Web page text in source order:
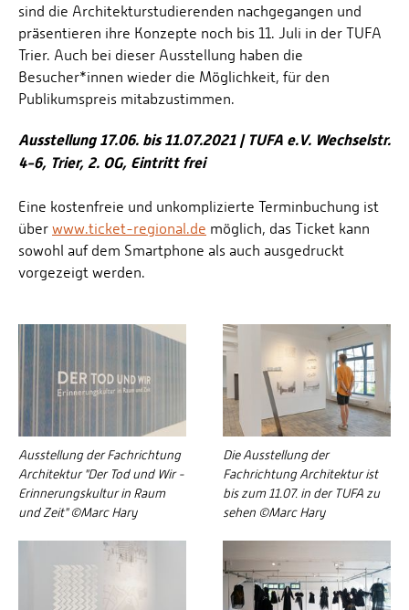
sind die Architekturstudierenden nachgegangen und
präsentieren ihre Konzepte noch bis 11. Juli in der TUFA
Trier. Auch bei dieser Ausstellung haben die
Besucher*innen wieder die Möglichkeit, für den
Publikumspreis mitabzustimmen.
Ausstellung 17.06. bis 11.07.2021 | TUFA e.V. Wechselstr.
4-6, Trier, 2. OG, Eintritt frei
Eine kostenfreie und unkomplizierte Terminbuchung ist
über www.ticket-regional.de möglich, das Ticket kann
sowohl auf dem Smartphone als auch ausgedruckt
vorgezeigt werden.
Ausstellung der Fachrichtung
Architektur "Der Tod und Wir -
Erinnerungskultur in Raum
und Zeit" ©Marc Hary
Die Ausstellung der
Fachrichtung Architektur ist
bis zum 11.07. in der TUFA zu
sehen ©Marc Hary